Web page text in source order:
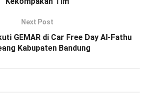
Next Post
GEMAR di Car Free Day Al-Fathu
Kabupaten Bandung